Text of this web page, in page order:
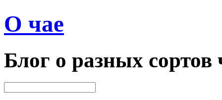
О чае
Блог о разных сортов